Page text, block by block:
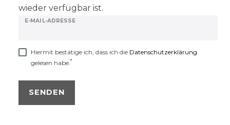
wieder verfügbar ist.
E-MAIL-ADRESSE
Hiermit bestätige ich, dass ich die Daten­schutz­erklärung
gelesen habe. *
SENDEN